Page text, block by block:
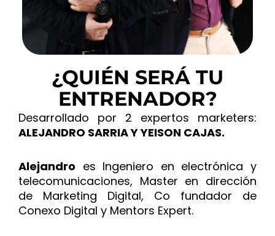
¿QUIÉN SERÁ TU
ENTRENADOR?
Desarrollado por 2 expertos marketers:
ALEJANDRO SARRIA Y YEISON CAJAS.
Alejandro es Ingeniero en electrónica y
telecomunicaciones, Master en dirección
de Marketing Digital, Co fundador de
Conexo Digital y Mentors Expert.